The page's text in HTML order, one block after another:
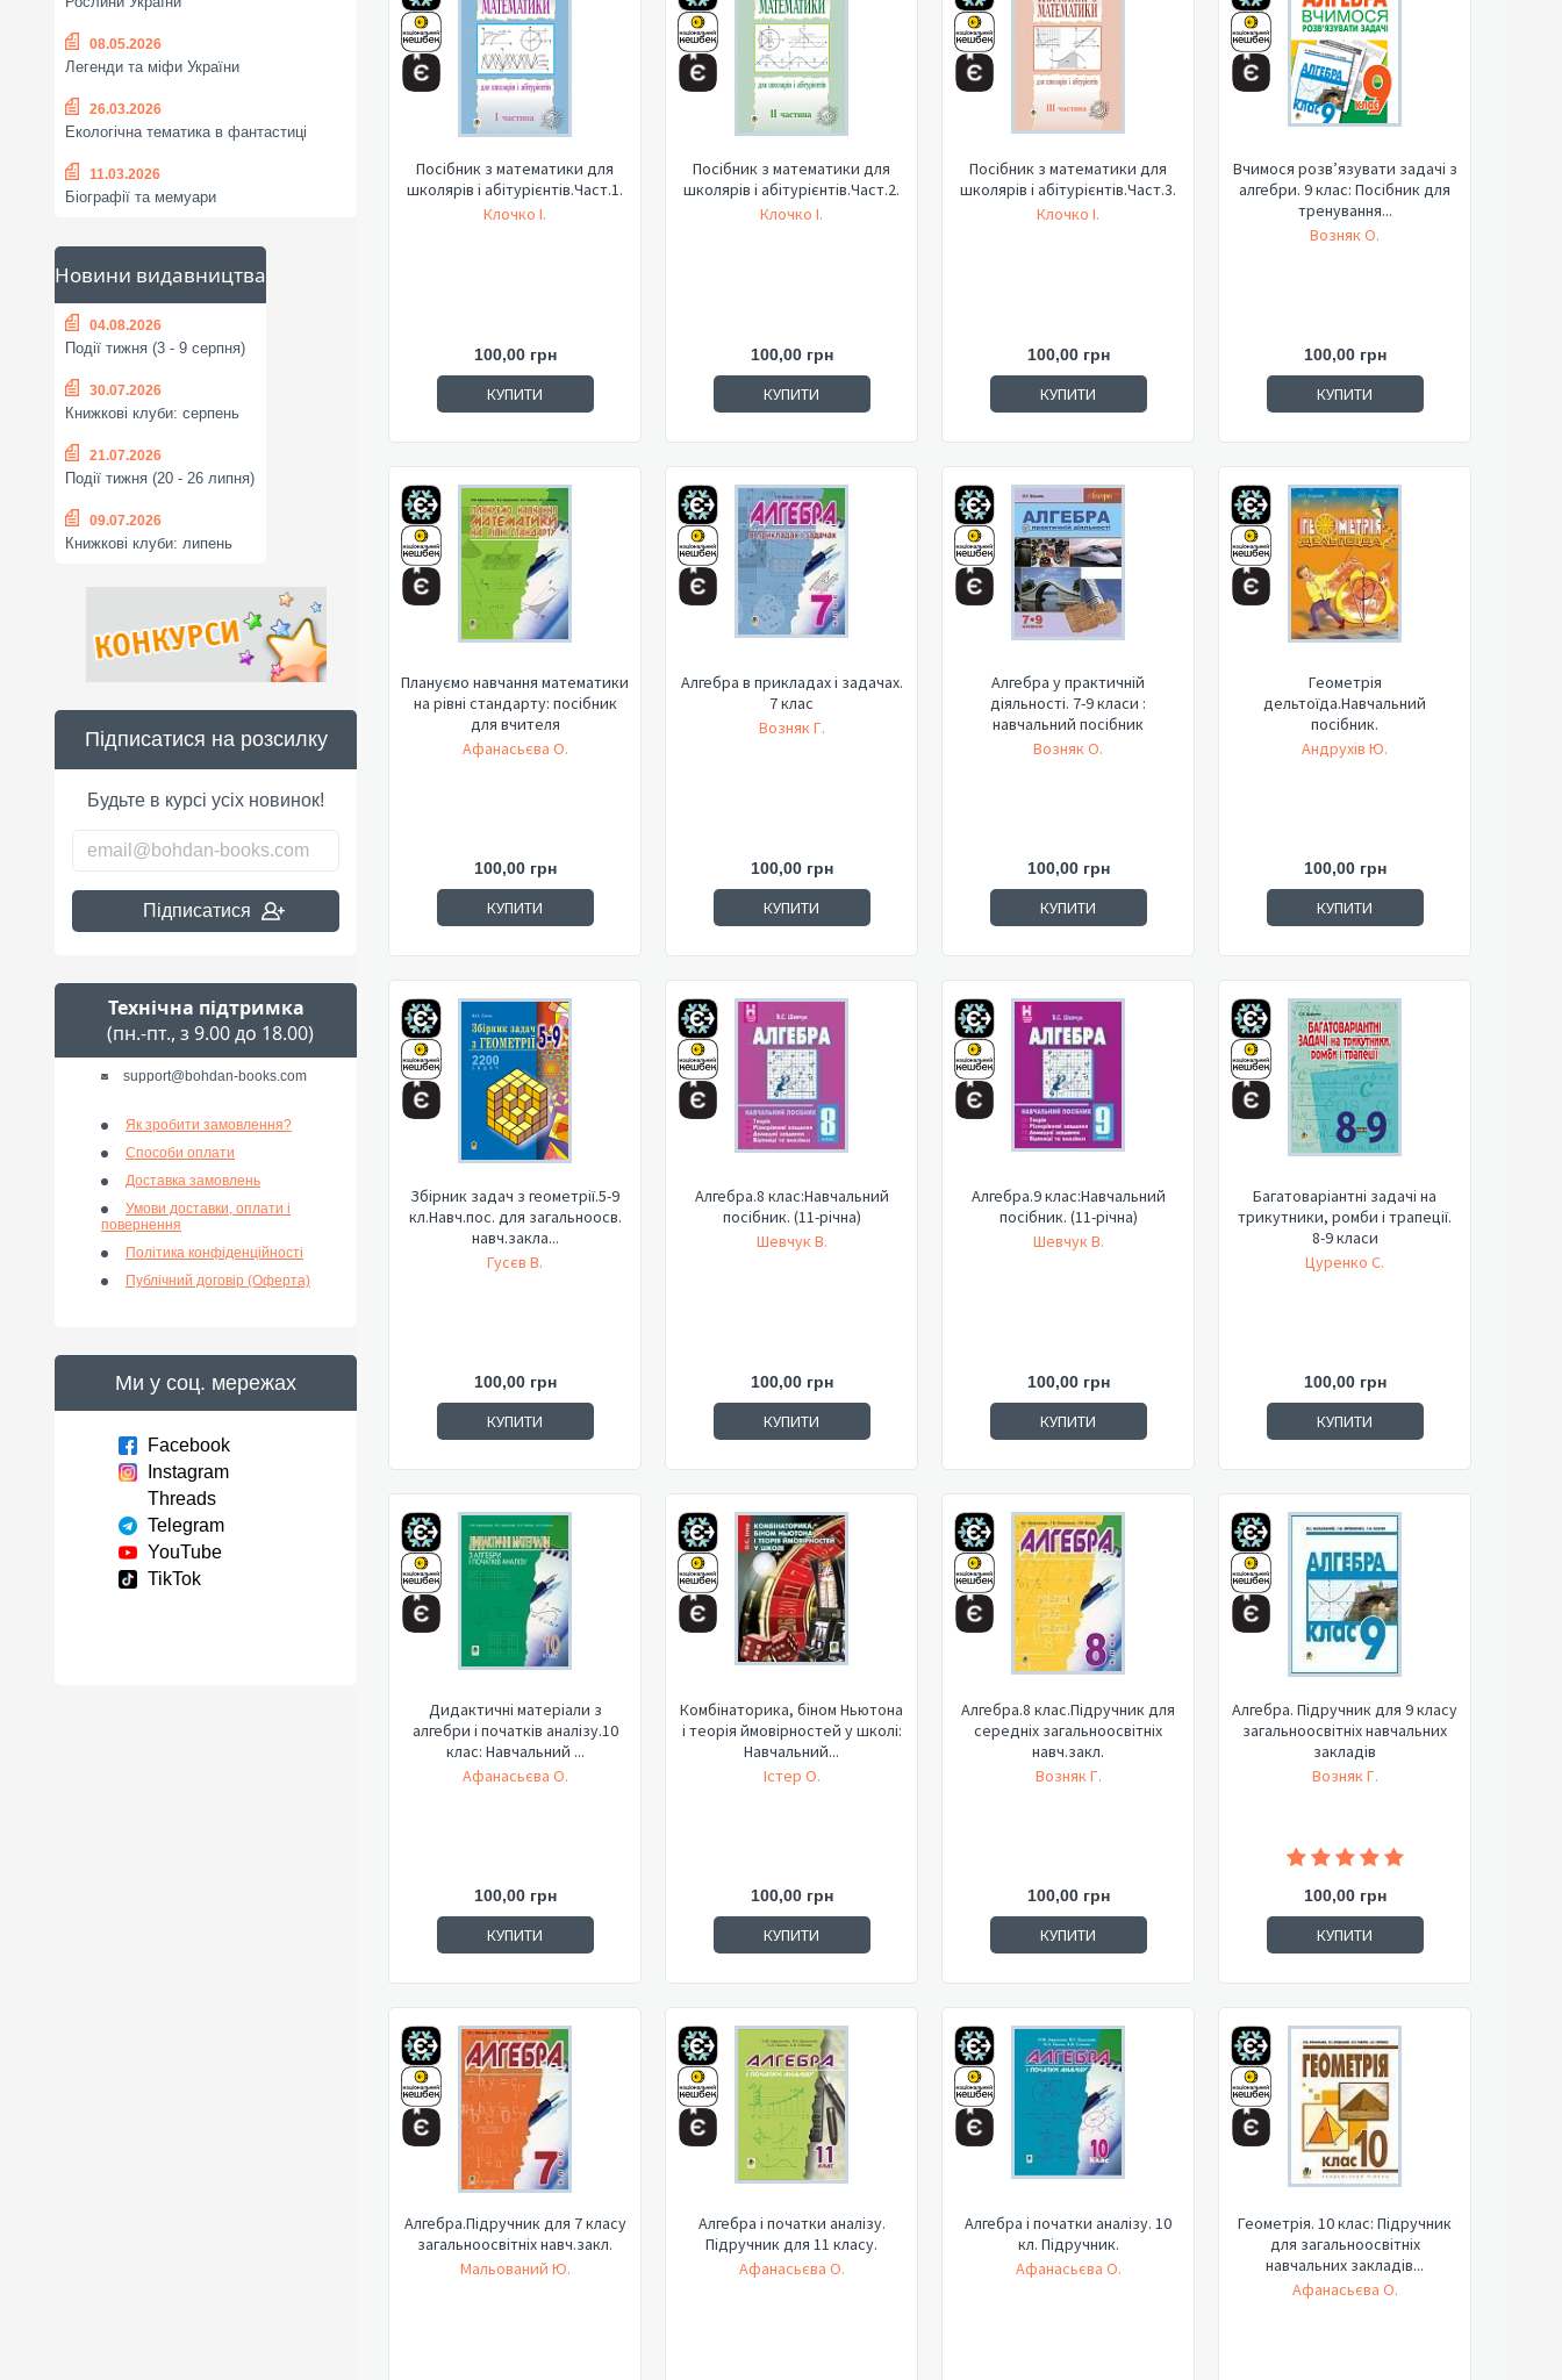
08.05.2026
Легенди та міфи України
26.03.2026
Екологічна тематика в фантастиці
11.03.2026
Біографії та мемуари
Новини видавництва
04.08.2026
Події тижня (3 - 9 серпня)
30.07.2026
Книжкові клуби: серпень
21.07.2026
Події тижня (20 - 26 липня)
09.07.2026
Книжкові клуби: липень
Підписатися на розсилку
Будьте в курсі усіх новинок!
Підписатися
Технічна підтримка
(пн.-пт., з 9.00 до 18.00)
support@bohdan-books.com
Як зробити замовлення?
Способи оплати
Доставка замовлень
Умови доставки, оплати і
повернення
Політика конфіденційності
Публічний договір (Оферта)
Ми у соц. мережах
Facebook
Instagram
Threads
Telegram
YouTube
TikTok
Посібник з математики для
школярів і абітурієнтів.Част.1.
Клочко І.
100,00 грн
КУПИТИ
Посібник з математики для
школярів і абітурієнтів.Част.2.
Клочко І.
100,00 грн
КУПИТИ
Посібник з математики для
школярів і абітурієнтів.Част.3.
Клочко І.
100,00 грн
КУПИТИ
Вчимося розв’язувати задачі з
алгебри. 9 клас: Посібник для
тренування...
Возняк О.
100,00 грн
КУПИТИ
Плануємо навчання математики
на рівні стандарту: посібник
для вчителя
Афанасьєва О.
100,00 грн
КУПИТИ
Алгебра в прикладах і задачах.
7 клас
Возняк Г.
100,00 грн
КУПИТИ
Алгебра у практичній
діяльності. 7-9 класи :
навчальний посібник
Возняк О.
100,00 грн
КУПИТИ
Геометрія
дельтоїда.Навчальний
посібник.
Андрухів Ю.
100,00 грн
КУПИТИ
Збірник задач з геометрії.5-9
кл.Навч.пос. для загальноосв.
навч.закла...
Гусєв В.
100,00 грн
КУПИТИ
Алгебра.8 клас:Навчальний
посібник. (11-річна)
Шевчук В.
100,00 грн
КУПИТИ
Алгебра.9 клас:Навчальний
посібник. (11-річна)
Шевчук В.
100,00 грн
КУПИТИ
Багатоваріантні задачі на
трикутники, ромби і трапеції.
8-9 класи
Цуренко С.
100,00 грн
КУПИТИ
Дидактичні матеріали з
алгебри і початків аналізу.10
клас: Навчальний ...
Афанасьєва О.
100,00 грн
КУПИТИ
Комбінаторика, біном Ньютона
і теорія ймовірностей у школі:
Навчальний...
Істер О.
100,00 грн
КУПИТИ
Алгебра.8 клас.Підручник для
середніх загальноосвітніх
навч.закл.
Возняк Г.
100,00 грн
КУПИТИ
Алгебра. Підручник для 9 класу
загальноосвітніх навчальних
закладів
Возняк Г.
100,00 грн
КУПИТИ
Алгебра.Підручник для 7 класу
загальноосвітніх навч.закл.
Мальований Ю.
Алгебра і початки аналізу.
Підручник для 11 класу.
Афанасьєва О.
Алгебра і початки аналізу. 10
кл. Підручник.
Афанасьєва О.
Геометрія. 10 клас: Підручник
для загальноосвітніх
навчальних закладів...
Афанасьєва О.